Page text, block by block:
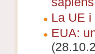
La UE i
EUA: